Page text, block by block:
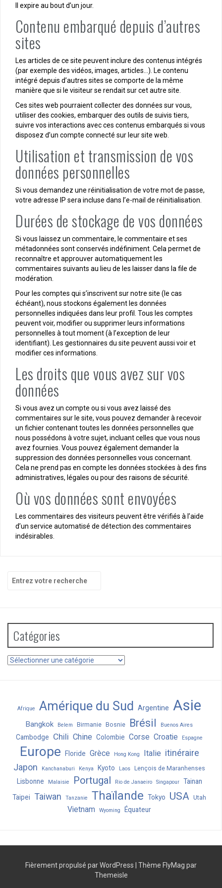
Il expire au bout d’un jour.
Contenu embarqué depuis d’autres
sites
Les articles de ce site peuvent inclure des contenus intégrés
(par exemple des vidéos, images, articles…). Le contenu
intégré depuis d’autres sites se comporte de la même
manière que si le visiteur se rendait sur cet autre site.
Ces sites web pourraient collecter des données sur vous,
utiliser des cookies, embarquer des outils de suivis tiers,
suivre vos interactions avec ces contenus embarqués si vous
disposez d’un compte connecté sur leur site web.
Utilisation et transmission de vos
données personnelles
Si vous demandez une réinitialisation de votre mot de passe,
votre adresse IP sera incluse dans l’e-mail de réinitialisation.
Durées de stockage de vos données
Si vous laissez un commentaire, le commentaire et ses
métadonnées sont conservés indéfiniment. Cela permet de
reconnaître et approuver automatiquement les
commentaires suivants au lieu de les laisser dans la file de
modération.
Pour les comptes qui s’inscrivent sur notre site (le cas
échéant), nous stockons également les données
personnelles indiquées dans leur profil. Tous les comptes
peuvent voir, modifier ou supprimer leurs informations
personnelles à tout moment (à l’exception de leur
identifiant). Les gestionnaires du site peuvent aussi voir et
modifier ces informations.
Les droits que vous avez sur vos
données
Si vous avez un compte ou si vous avez laissé des
commentaires sur le site, vous pouvez demander à recevoir
un fichier contenant toutes les données personnelles que
nous possédons à votre sujet, incluant celles que vous nous
avez fournies. Vous pouvez également demander la
suppression des données personnelles vous concernant.
Cela ne prend pas en compte les données stockées à des fins
administratives, légales ou pour des raisons de sécurité.
Où vos données sont envoyées
Les commentaires des visiteurs peuvent être vérifiés à l’aide
d’un service automatisé de détection des commentaires
indésirables.
pour
Catégories
Catégories
Afrique Amérique du Sud Argentine Asie
Bangkok Belem Birmanie Bosnie Brésil Buenos Aires
Cambodge Chili Chine Colombie Corse Croatie Espagne
Europe Floride Grèce Hong Kong Italie itinéraire
Japon
Kanchanaburi Kenya Kyoto Laos Lençois de Maranhenses
Lisbonne Malaisie Portugal Rio de Janaeiro Singapour
Tainan
Taipei
Taiwan Tanzanie Thaïlande Tokyo USA Utah
Vietnam Wyoming Équateur
Fièrement propulsé par WordPress Thème FlyMag par
Themeisle